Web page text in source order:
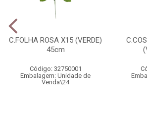
C.FOLHA ROSA X15 (VERDE)
45cm
Código: 32750001
Embalagem: Unidade de
Venda\24